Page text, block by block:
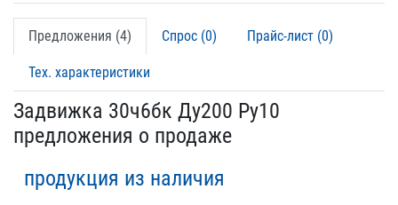
Предложения (4) Спрос (0) Прайс-лист (0)
Тех. характеристики
Задвижка 30ч6бк Ду200 Ру10
предложения о продаже
продукция из наличия